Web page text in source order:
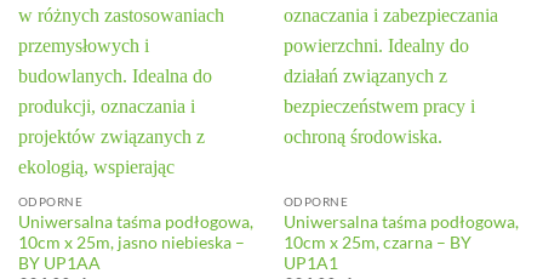
ODPORNE
Uniwersalna taśma podłogowa,
10cm x 25m, jasno niebieska –
BY UP1AA
ODPORNE
Uniwersalna taśma podłogowa,
10cm x 25m, czarna – BY
UP1A1